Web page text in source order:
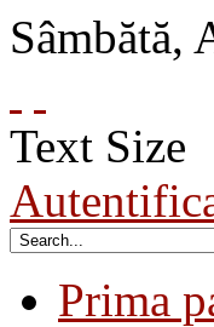
Sâmbătă,
Text Size
Prima